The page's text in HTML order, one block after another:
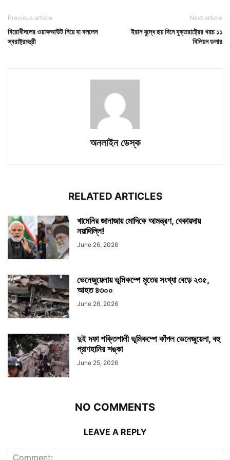
Previous article
বিরোধীদলের ওয়াকআউট নিয়ে যা বললেন
স্বরাষ্ট্রমন্ত্রী
Next article
ইরান যুদ্ধে ছয় দিনে যুক্তরাষ্ট্রের খরচ ১১
বিলিয়ন ডলার
অনলাইন ডেস্ক
RELATED ARTICLES
খামেনির জানাজায় মোদিকে আমন্ত্রণ, বেকায়দায়
নয়াদিল্লি!
June 26, 2026
ভেনেজুয়েলায় ভূমিকম্পে মৃতের সংখ্যা বেড়ে ২৩৫,
আহত ৪৩০০
June 26, 2026
দুই দফা শক্তিশালী ভূমিকম্পে কাঁপল ভেনেজুয়েলা, বহু
প্রাণহানির শঙ্কা
June 25, 2026
NO COMMENTS
LEAVE A REPLY